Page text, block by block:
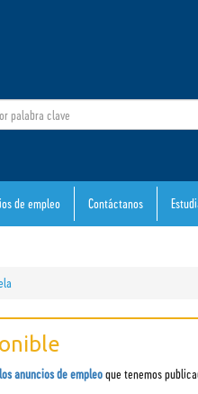
de empleo Contáctanos
anuncios de empleoque tenemos